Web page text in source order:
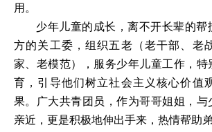
用。
少年儿童的成长，离不开长辈的帮
方的关工委，组织五老（老干部、老
家、老模范），服务少年儿童工作，特
育，引导他们树立社会主义核心价值
果。广大共青团员，作为哥哥姐姐，与
亲近，更是积极地伸出手来，热情帮助弟